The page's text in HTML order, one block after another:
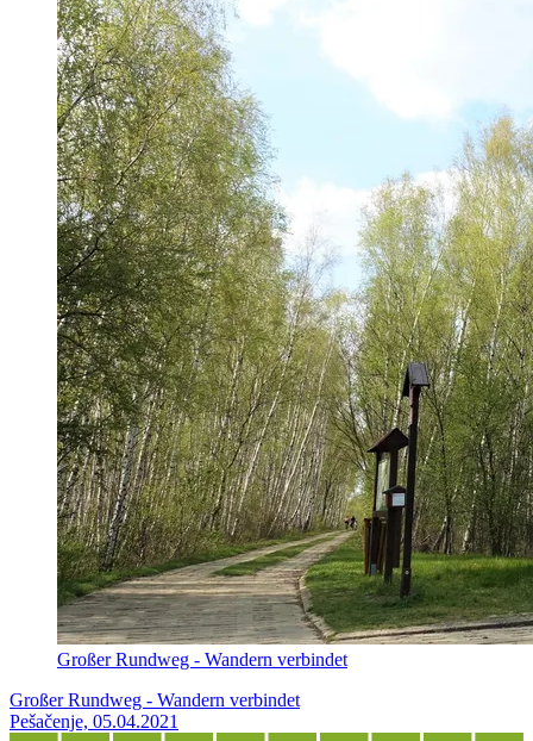
Großer Rundweg - Wandern verbindet
Großer Rundweg - Wandern verbindet
Pešačenje, 05.04.2021